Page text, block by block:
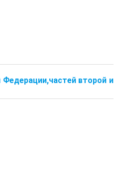
второй и